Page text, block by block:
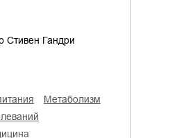
Стивен Гандри
метаболизм